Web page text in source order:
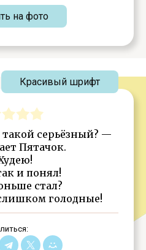
на фото
серьёзный? —
Пятачок.
и понял!
стал?
голодные!
Красивый шрифт